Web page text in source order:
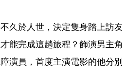
久於人世，決定隻身踏上訪友
能完成這趟旅程？飾演男主角
演員，首度主演電影的他分別